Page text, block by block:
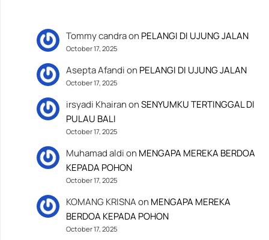
Tommy candraon PELANGI DI UJUNG JALAN
October 17, 2025
Asepta Afandion PELANGI DI UJUNG JALAN
October 17, 2025
irsyadi KhairanonSENYUMKU TERTINGGAL DI
PULAU BALI
October 17, 2025
Muhamad aldion MENGAPA MEREKA BERDOA
KEPADA POHON
October 17, 2025
KOMANG KRISNAon MENGAPA MEREKA
BERDOA KEPADA POHON
October 17, 2025